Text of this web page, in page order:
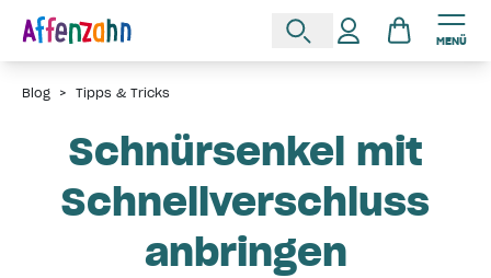
MENÜ
Blog > Tipps & Tricks
Schnürsenkel mit
Schnellverschluss
anbringen